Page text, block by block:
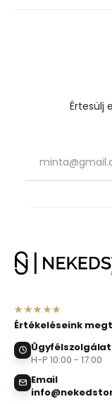
Értesülj
★★★★★
Értékeléseink
Ügyfélszolgálat
H-P 10:00 - 17:00
Email